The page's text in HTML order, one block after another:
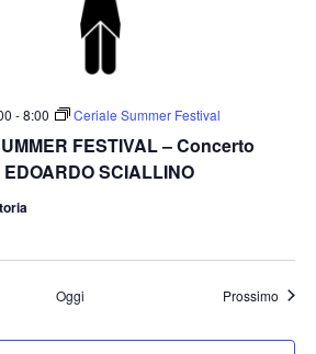
FESTIVAL – Concerto
SCIALLINO
-8:00 Ceriale Summer Festival
Oggi Prossimo